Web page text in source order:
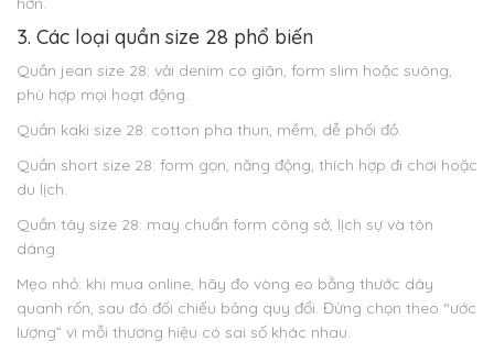
3. Các loại quần size 28 phổ biến
Quần jean size 28: vải denim co giãn, form slim hoặc suông,
phù hợp mọi hoạt động.
Quần kaki size 28: cotton pha thun, mềm, dễ phối đồ.
Quần short size 28: form gọn, năng động, thích hợp đi chơi hoặc
du lịch.
Quần tây size 28: may chuẩn form công sở, lịch sự và tôn
dáng.
Mẹo nhỏ: khi mua online, hãy đo vòng eo bằng thước dây
quanh rốn, sau đó đối chiếu bảng quy đổi. Đừng chọn theo “ước
lượng” vì mỗi thương hiệu có sai số khác nhau.